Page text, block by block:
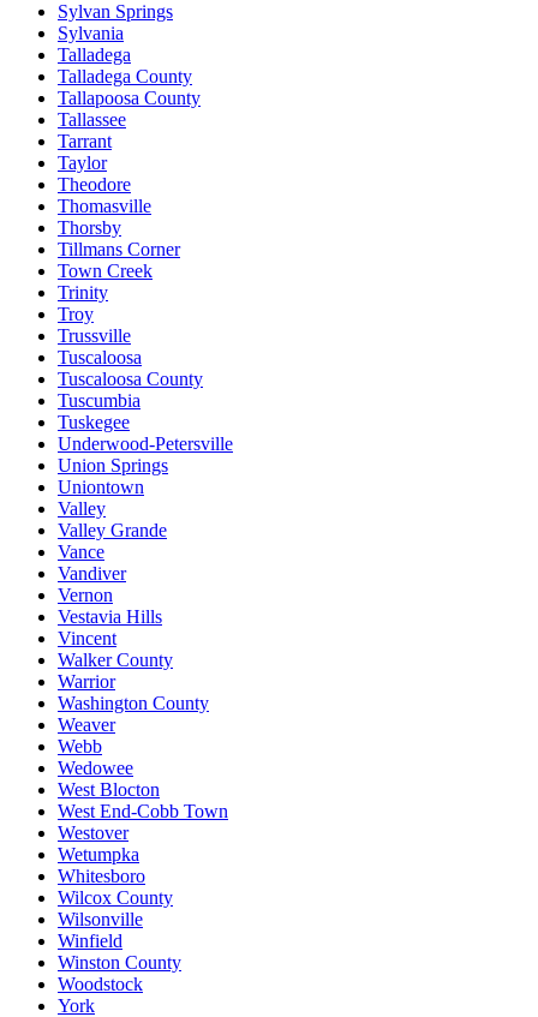
Sylvan Springs
Sylvania
Talladega
Talladega County
Tallapoosa County
Tallassee
Tarrant
Taylor
Theodore
Thomasville
Thorsby
Tillmans Corner
Town Creek
Trinity
Troy
Trussville
Tuscaloosa
Tuscaloosa County
Tuscumbia
Tuskegee
Underwood-Petersville
Union Springs
Uniontown
Valley
Valley Grande
Vance
Vandiver
Vernon
Vestavia Hills
Vincent
Walker County
Warrior
Washington County
Weaver
Webb
Wedowee
West Blocton
West End-Cobb Town
Westover
Wetumpka
Whitesboro
Wilcox County
Wilsonville
Winfield
Winston County
Woodstock
York